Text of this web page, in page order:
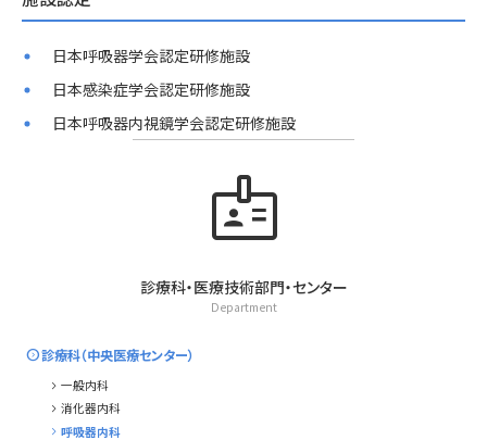
日本呼吸器学会認定研修施設
日本感染症学会認定研修施設
日本呼吸器内視鏡学会認定研修施設
badge
診療科・医療技術部門・センター
Department
expand_circle_right診療科（中央医療センター）
chevron_right 一般内科
chevron_right 消化器内科
chevron_right 呼吸器内科